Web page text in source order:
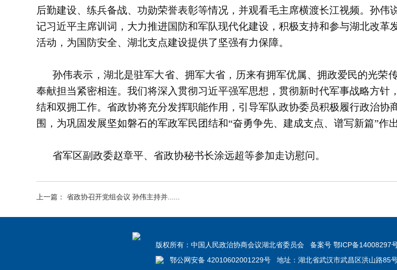
后勤建设、练兵备战、功勋荣誉表彰等情况，并观看毛主席横渡长江视频。孙
记习近平主席训词，大力推进国防和军队现代化建设，积极支持和参与湖北改
活动，为国防安全、湖北支点建设提供了坚强有力保障。
孙伟表示，湖北是驻军大省、拥军大省，历来有拥军优属、拥政爱民的光荣
奉献担当紧密相连。我们将深入贯彻习近平强军思想，贯彻新时代军事战略方
结和双拥工作。省政协将充分发挥职能作用，引导军队政协委员积极履行政治
围，为巩固发展坚如磐石的军政军民团结和“奋勇争先、建成支点、谱写新篇”作
省军区副政委赵章平、省政协秘书长涂远超等参加走访慰问。
上一篇： 省政协召开党组会议 孙伟主持并......
版权所有：中国人民政治协商会议湖北省委员会 备案号 鄂ICP备14008297
鄂公网安备 42010602001229号 地址：湖北省武汉市武昌区洪山路85